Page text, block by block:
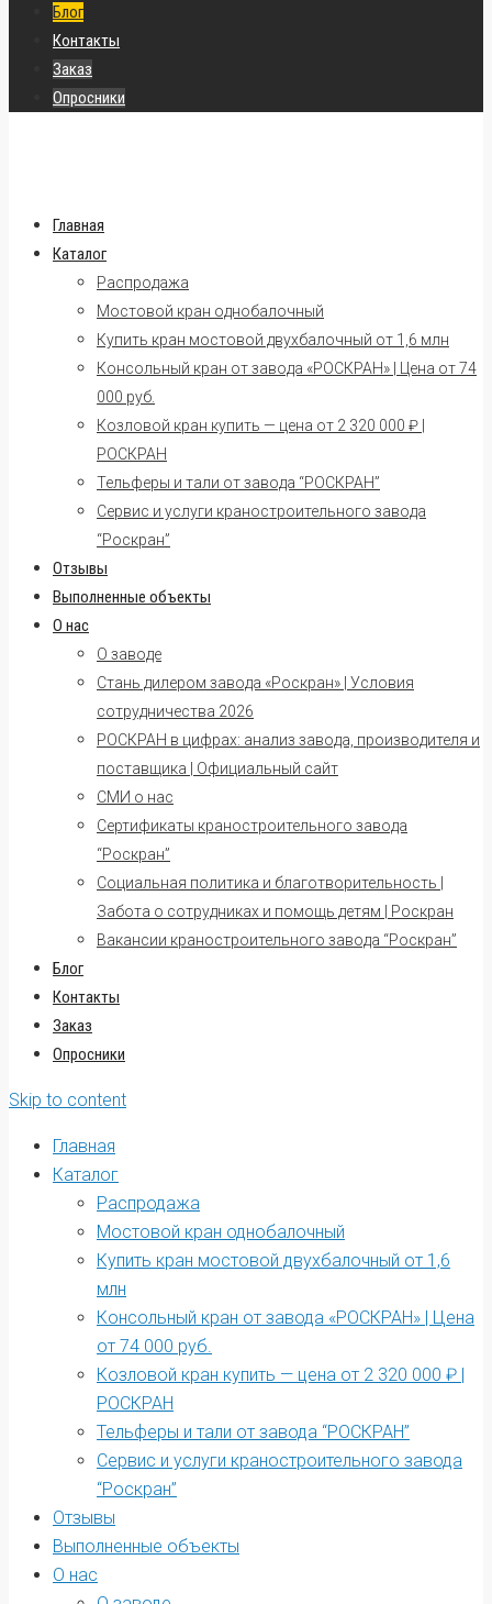
Блог
Контакты
Заказ
Опросники
Главная
Каталог
Распродажа
Мостовой кран однобалочный
Купить кран мостовой двухбалочный от 1,6 млн
Консольный кран от завода «РОСКРАН» | Цена от 74
000 руб.
Козловой кран купить — цена от 2 320 000 ₽ |
РОСКРАН
Тельферы и тали от завода “РОСКРАН”
Сервис и услуги краностроительного завода
“Роскран”
Отзывы
Выполненные объекты
О нас
О заводе
Стань дилером завода «Роскран» | Условия
сотрудничества 2026
РОСКРАН в цифрах: анализ завода, производителя и
поставщика | Официальный сайт
СМИ о нас
Сертификаты краностроительного завода
“Роскран”
Социальная политика и благотворительность |
Забота о сотрудниках и помощь детям | Роскран
Вакансии краностроительного завода “Роскран”
Блог
Контакты
Заказ
Опросники
Skip to content
Главная
Каталог
Распродажа
Мостовой кран однобалочный
Купить кран мостовой двухбалочный от 1,6
млн
Консольный кран от завода «РОСКРАН» | Цена
от 74 000 руб.
Козловой кран купить — цена от 2 320 000 ₽ |
РОСКРАН
Тельферы и тали от завода “РОСКРАН”
Сервис и услуги краностроительного завода
“Роскран”
Отзывы
Выполненные объекты
О нас